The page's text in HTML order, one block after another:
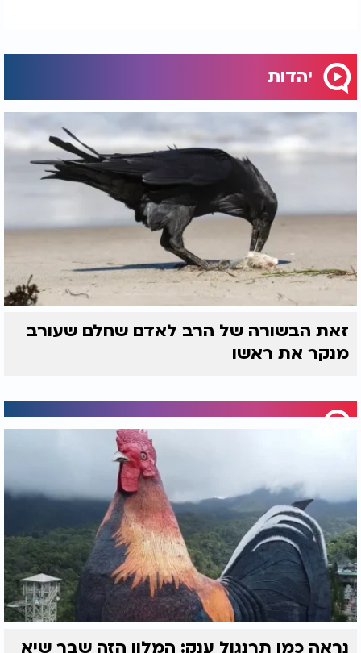
יהדות
זאת הבשורה של הרב לאדם שחלם שעורב
מנקר את ראשו
נראה כמו תרנגול ענק: המלון הזה שבר שיא